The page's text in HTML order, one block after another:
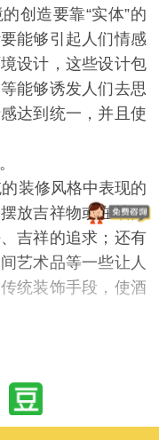
创造要靠“实体”的
能够引起人们情感
设计，这些设计包
能够诱发人们去思
达到统一，并且使
。
装修风格中表现的
放吉祥物或在墙面
吉祥的追求；还有
艺术品等一些让人
统装饰手段，使酒
计和主题要突出。
设，充分发挥想象
，又能够反映出酒